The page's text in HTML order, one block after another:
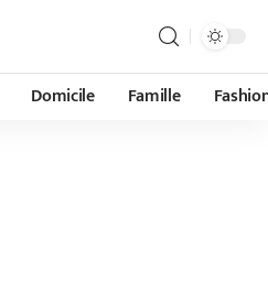
Domicile Famille